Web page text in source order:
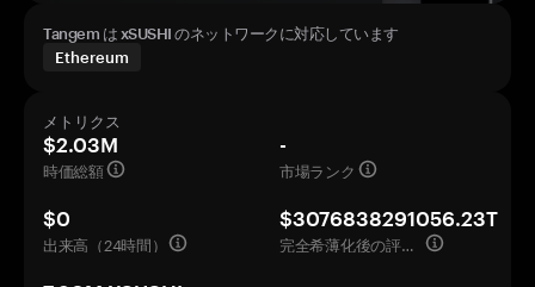
Tangem は xSUSHI のネットワークに対応しています
Ethereum
メトリクス
$2.03M
時価総額
-
市場ランク
$0
出来高（24時間）
$3076838291056.23T
完全希薄化後の評価額